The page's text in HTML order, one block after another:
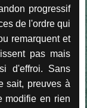
progressif
de l'ordre qui
remarquent et
pas mais
d'effroi. Sans
sait, preuves à
modifie en rien